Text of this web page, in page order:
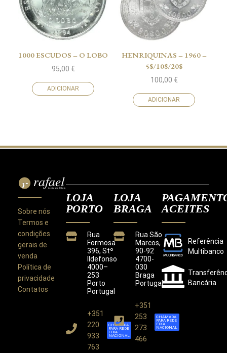
1000 ESCUDOS – O LOBO
95,00 €
ADICIONAR
HENRIQUINAS – 1960 –
5$/10$/20$
100,00 €
ADICIONAR
Este site utiliza cookies para melhorar a sua
Ao utilizar este site concorda com a nossaPolítica de
Sobre nós
Termos e
condições
gerais de
venda
Política de
privacidade
Contatos
LOJA
PORTO
Rua
Formosa
396, Stº
Ildefonso
4000–
253
Porto
Portugal
+351
220
933
763
CHAMADA
PARA REDE
FIXA
NACIONAL
LOJA
BRAGA
Rua São
Marcos,
90-92
4700-
030
Braga
Portugal
+351
253
273
466
CHAMADA
PARA REDE
FIXA
NACIONAL
ACEITES
Referência
Multibanco
Bancária